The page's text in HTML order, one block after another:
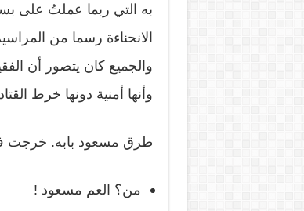
به التي ربما عملتُ على
الانحناءة رسما من
والجميع كان يتصور أن
وأنها أمنية دونها خرط
طرق مسعود بابه. خرجت
من؟ العم مسعود !